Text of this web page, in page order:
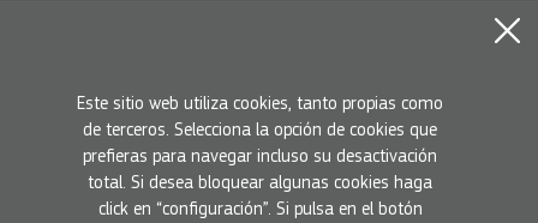
Nombre
Email
Este sitio web utiliza cookies, tanto propias como
de terceros. Selecciona la opción de cookies que
prefieras para navegar incluso su desactivación
total. Si desea bloquear algunas cookies haga
click en “configuración”. Si pulsa en el botón